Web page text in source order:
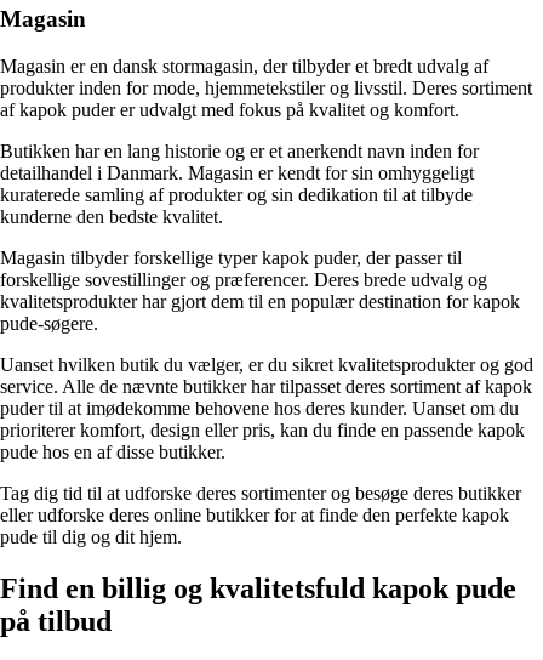
Magasin
Magasin er en dansk stormagasin, der tilbyder et bredt udvalg af
produkter inden for mode, hjemmetekstiler og livsstil. Deres sortiment
af kapok puder er udvalgt med fokus på kvalitet og komfort.
Butikken har en lang historie og er et anerkendt navn inden for
detailhandel i Danmark. Magasin er kendt for sin omhyggeligt
kuraterede samling af produkter og sin dedikation til at tilbyde
kunderne den bedste kvalitet.
Magasin tilbyder forskellige typer kapok puder, der passer til
forskellige sovestillinger og præferencer. Deres brede udvalg og
kvalitetsprodukter har gjort dem til en populær destination for kapok
pude-søgere.
Uanset hvilken butik du vælger, er du sikret kvalitetsprodukter og god
service. Alle de nævnte butikker har tilpasset deres sortiment af kapok
puder til at imødekomme behovene hos deres kunder. Uanset om du
prioriterer komfort, design eller pris, kan du finde en passende kapok
pude hos en af disse butikker.
Tag dig tid til at udforske deres sortimenter og besøge deres butikker
eller udforske deres online butikker for at finde den perfekte kapok
pude til dig og dit hjem.
Find en billig og kvalitetsfuld kapok pude
på tilbud